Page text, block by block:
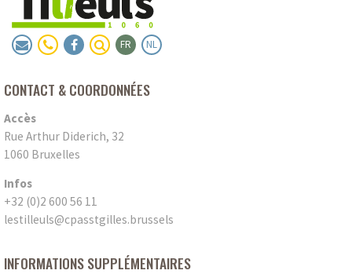
FR NL
CONTACT & COORDONNÉES
Accès
Rue Arthur Diderich, 32
1060 Bruxelles
Infos
+32 (0)2 600 56 11
lestilleuls@cpasstgilles.brussels
INFORMATIONS SUPPLÉMENTAIRES